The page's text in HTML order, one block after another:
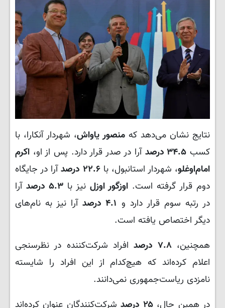
نتایج نشان می‌دهد که منصور یاواش، شهردار آنکارا، با
کسب ۳۴.۵ درصد آرا در صدر قرار دارد. پس از او، اکرم
امام‌اوغلو، شهردار استانبول، با۲۲.۶ درصد
آرا در جایگاه
دوم قرار گرفته است. اوزگور اوزل نیز با۵.۳ درصد
آرا
در رتبه سوم قرار دارد و ۴.۱ درصد
آرا نیز به نام‌های
دیگر اختصاص یافته است.
همچنین،۷.۸ درصد
افراد شرکت‌کننده در نظرسنجی
اعلام کرده‌اند که هیچ‌کدام از این افراد را شایسته
نامزدی ریاست‌جمهوری نمی‌دانند.
در همین حال،۲۵ درصد
شرکت‌کنندگان عنوان کرده‌اند